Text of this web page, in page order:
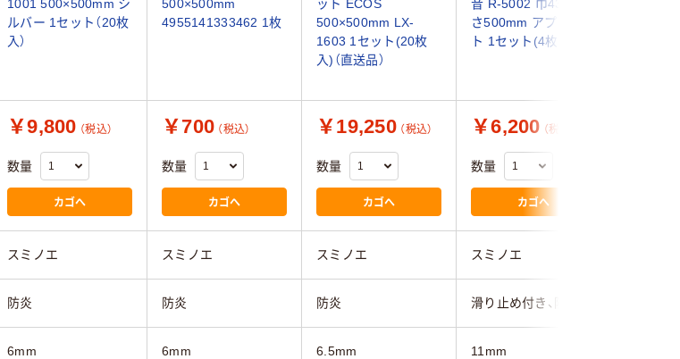
1001 500×500mm シ
ルバー 1セット（20枚
入）
500×500mm
4955141333462 1枚
ット ECOS
500×500mm LX-
1603 1セット(20枚
入)（直送品）
音 R-5002 巾430×長
さ500mm アプリコッ
ト 1セット(4枚)
￥9,800 （税込）
数量
カゴへ
￥700 （税込）
数量
カゴへ
￥19,250 （税込）
数量
カゴへ
￥6,200 （税込）
数量
カゴへ
スミノエ スミノエ スミノエ スミノエ
防炎 防炎 防炎 滑り止め付き、防炎
6mm 6mm 6.5mm 11mm